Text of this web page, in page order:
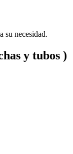
su necesidad.
y tubos )